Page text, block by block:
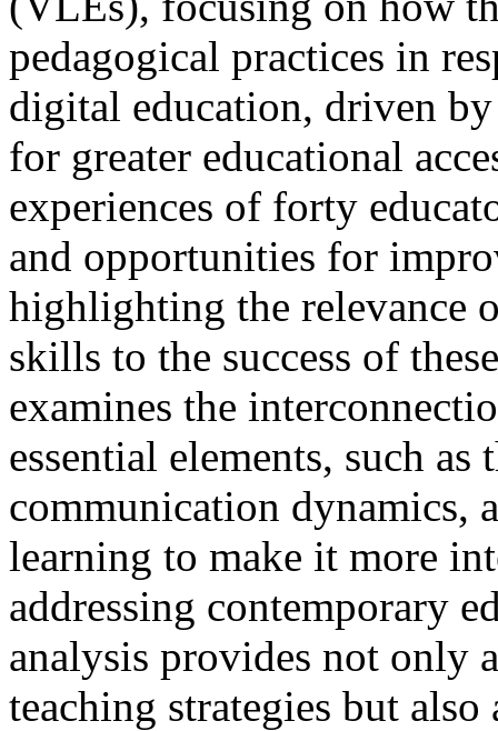
pedagogical practices in
digital education, driven by
for greater educational
experiences of forty
and opportunities for
highlighting the relevance
skills to the success of
examines the
essential elements, such
communication dynamics,
learning to make it more
addressing contemporary
analysis provides not only
teaching strategies but